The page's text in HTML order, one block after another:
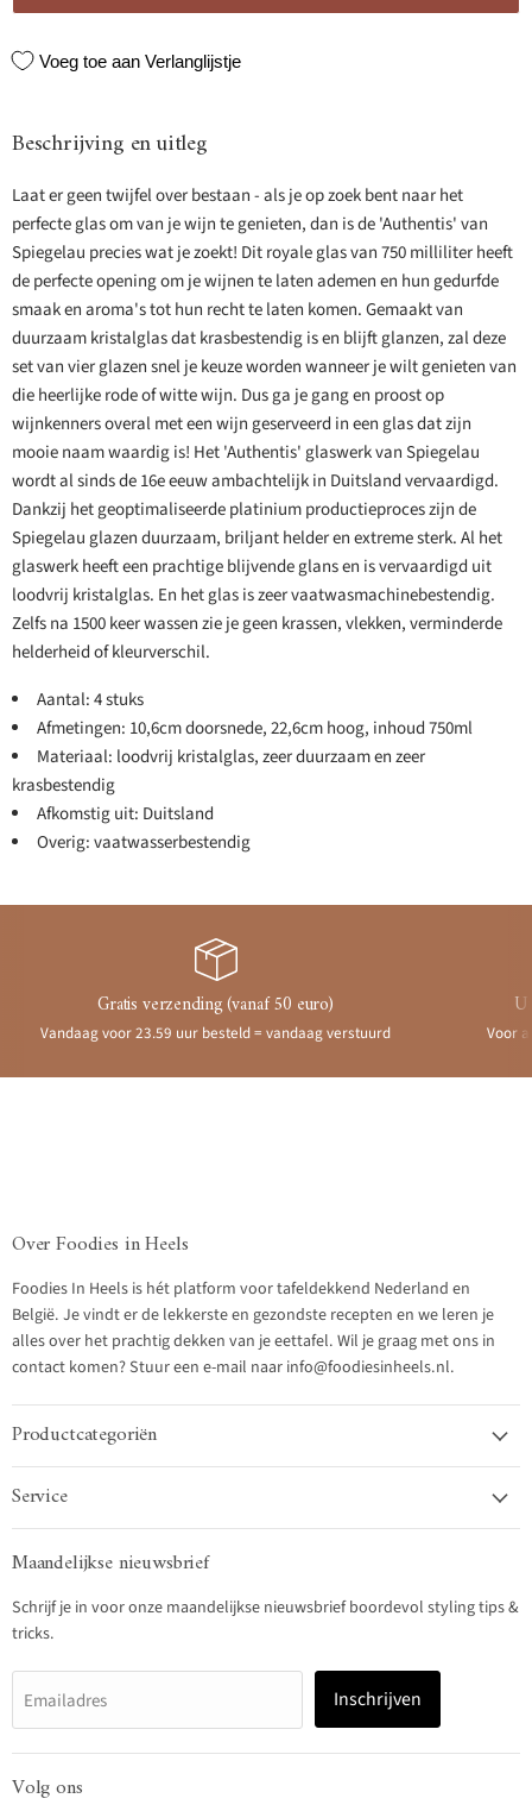
Voeg toe aan Verlanglijstje
Beschrijving en uitleg
Laat er geen twijfel over bestaan - als je op zoek bent naar het
perfecte glas om van je wijn te genieten, dan is de 'Authentis' van
Spiegelau precies wat je zoekt! Dit royale glas van 750 milliliter heeft
de perfecte opening om je wijnen te laten ademen en hun gedurfde
smaak en aroma's tot hun recht te laten komen. Gemaakt van
duurzaam kristalglas dat krasbestendig is en blijft glanzen, zal deze
set van vier glazen snel je keuze worden wanneer je wilt genieten van
die heerlijke rode of witte wijn. Dus ga je gang en proost op
wijnkenners overal met een wijn geserveerd in een glas dat zijn
mooie naam waardig is! Het 'Authentis' glaswerk van Spiegelau
wordt al sinds de 16e eeuw ambachtelijk in Duitsland vervaardigd.
Dankzij het geoptimaliseerde platinium productieproces zijn de
Spiegelau glazen duurzaam, briljant helder en extreme sterk. Al het
glaswerk heeft een prachtige blijvende glans en is vervaardigd uit
loodvrij kristalglas. En het glas is zeer vaatwasmachinebestendig.
Zelfs na 1500 keer wassen zie je geen krassen, vlekken, verminderde
helderheid of kleurverschil.
Aantal: 4 stuks
Afmetingen: 10,6cm doorsnede, 22,6cm hoog, inhoud 750ml
Materiaal: loodvrij kristalglas, zeer duurzaam en zeer
krasbestendig
Afkomstig uit: Duitsland
Overig: vaatwasserbestendig
Gratis verzending (vanaf 50 euro)
Vandaag voor 23.59 uur besteld = vandaag verstuurd Voor
Over Foodies in Heels
Foodies In Heels is hét platform voor tafeldekkend Nederland en
België. Je vindt er de lekkerste en gezondste recepten en we leren je
alles over het prachtig dekken van je eettafel. Wil je graag met ons in
contact komen? Stuur een e-mail naar info@foodiesinheels.nl.
Productcategoriën
Service
Maandelijkse nieuwsbrief
Schrijf je in voor onze maandelijkse nieuwsbrief boordevol styling tips &
tricks.
Emailadres Inschrijven
Volg ons